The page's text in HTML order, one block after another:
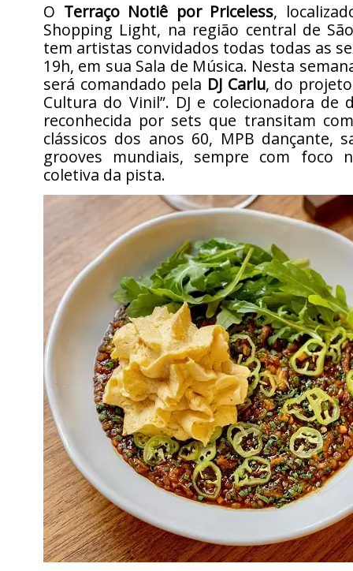
O Terraço Notiê por Priceless,
Shopping Light, na região central de
tem artistas convidados todas todas as
19h, em sua Sala de Música. Nesta
será comandado pela DJ Carlu, do
Cultura do Vinil”. DJ e colecionadora de
reconhecida por sets que transitam
clássicos dos anos 60, MPB dançante,
grooves mundiais, sempre com foco
coletiva da pista.